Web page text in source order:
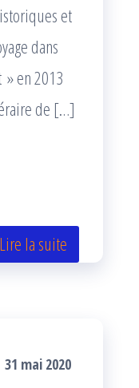
et
dans
» en 2013
de […]
Lire la suite
31 mai 2020